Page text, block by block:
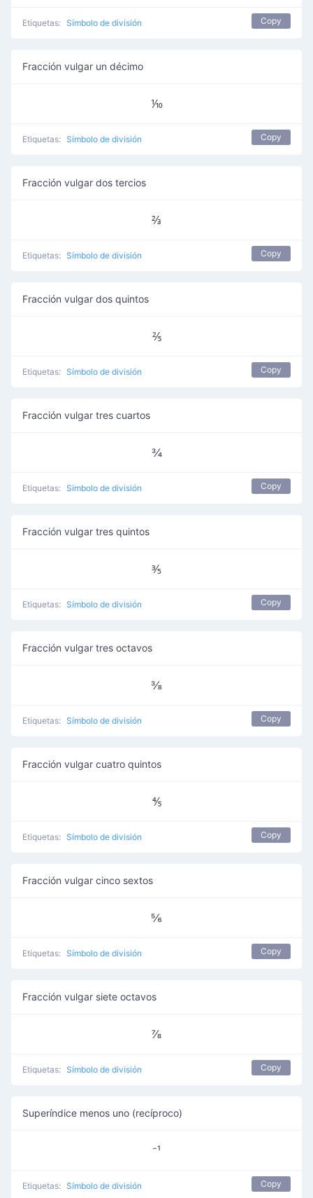
Etiquetas: Símbolo de división Copy
Fracción vulgar un décimo
⅒
Etiquetas: Símbolo de división Copy
Fracción vulgar dos tercios
⅔
Etiquetas: Símbolo de división Copy
Fracción vulgar dos quintos
⅖
Etiquetas: Símbolo de división Copy
Fracción vulgar tres cuartos
¾
Etiquetas: Símbolo de división Copy
Fracción vulgar tres quintos
⅗
Etiquetas: Símbolo de división Copy
Fracción vulgar tres octavos
⅜
Etiquetas: Símbolo de división Copy
Fracción vulgar cuatro quintos
⅘
Etiquetas: Símbolo de división Copy
Fracción vulgar cinco sextos
⅚
Etiquetas: Símbolo de división Copy
Fracción vulgar siete octavos
⅞
Etiquetas: Símbolo de división Copy
Superíndice menos uno (recíproco)
⁻¹
Etiquetas: Símbolo de división Copy